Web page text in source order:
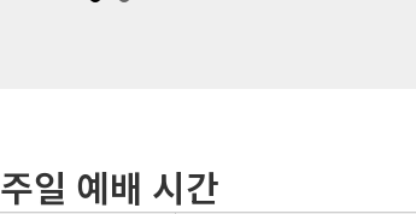
주일 예배 시간